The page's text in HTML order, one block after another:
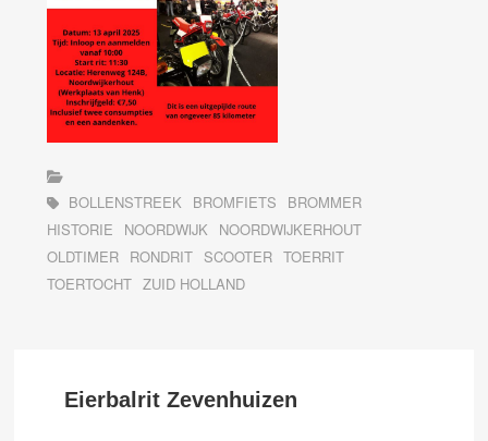
BOLLENSTREEK BROMFIETS
BROMMER
HISTORIE
NOORDWIJK
NOORDWIJKERHOUT
OLDTIMER RONDRIT SCOOTER TOERRIT
TOERTOCHT ZUID HOLLAND
Eierbalrit Zevenhuizen